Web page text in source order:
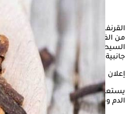
القرنفل من الأعشاب المليئة بالعناصر
من الفوائد الصحية بما يتعلق بكافة
السيطرة على بعض الأمراض وعلاجها
جانبية.
إعلان
يستعرض "الكونسلتو" في التقرير
الدم وفقًا لما ذكره موقع "verywellhealth".